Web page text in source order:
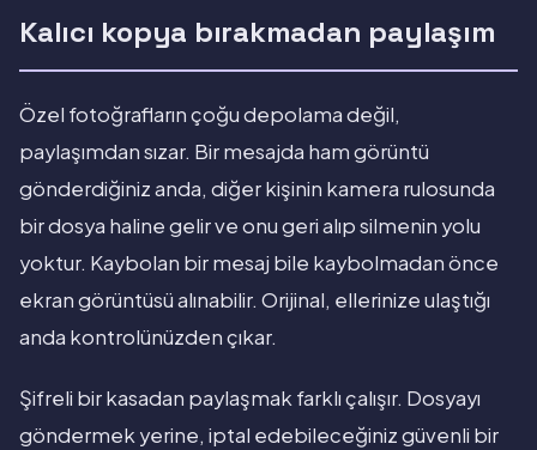
Kalıcı kopya bırakmadan paylaşım
Özel fotoğrafların çoğu depolama değil,
paylaşımdan sızar. Bir mesajda ham görüntü
gönderdiğiniz anda, diğer kişinin kamera rulosunda
bir dosya haline gelir ve onu geri alıp silmenin yolu
yoktur. Kaybolan bir mesaj bile kaybolmadan önce
ekran görüntüsü alınabilir. Orijinal, ellerinize ulaştığı
anda kontrolünüzden çıkar.
Şifreli bir kasadan paylaşmak farklı çalışır. Dosyayı
göndermek yerine, iptal edebileceğiniz güvenli bir